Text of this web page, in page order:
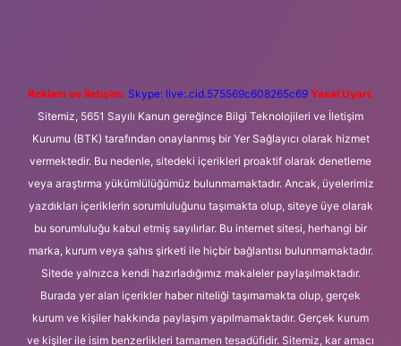
Reklam ve İletişim: Skype: live:.cid.575569c608265c69 Yasal Uyarı:
Sitemiz, 5651 Sayılı Kanun gereğince Bilgi Teknolojileri ve İletişim
Kurumu (BTK) tarafından onaylanmış bir Yer Sağlayıcı olarak hizmet
vermektedir. Bu nedenle, sitedeki içerikleri proaktif olarak denetleme
veya araştırma yükümlülüğümüz bulunmamaktadır. Ancak, üyelerimiz
yazdıkları içeriklerin sorumluluğunu taşımakta olup, siteye üye olarak
bu sorumluluğu kabul etmiş sayılırlar. Bu internet sitesi, herhangi bir
marka, kurum veya şahıs şirketi ile hiçbir bağlantısı bulunmamaktadır.
Sitede yalnızca kendi hazırladığımız makaleler paylaşılmaktadır.
Burada yer alan içerikler haber niteliği taşımamakta olup, gerçek
kurum ve kişiler hakkında paylaşım yapılmamaktadır. Gerçek kurum
ve kişiler ile isim benzerlikleri tamamen tesadüfidir. Sitemiz, kar amacı